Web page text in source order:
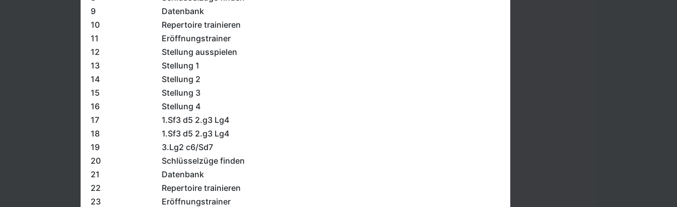
9
Datenbank
10
Repertoire trainieren
11
Eröffnungstrainer
12
Stellung ausspielen
13
Stellung 1
14
Stellung 2
15
Stellung 3
16
Stellung 4
17
1.Sf3 d5 2.g3 Lg4
18
1.Sf3 d5 2.g3 Lg4
19
3.Lg2 c6/Sd7
20
Schlüsselzüge finden
21
Datenbank
22
Repertoire trainieren
23
Eröffnungstrainer